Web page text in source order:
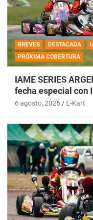
BREVES DESTACADA
PRÓXIMA COBERTURA
IAME SERIES
fecha especial con
6 agosto, 2026 E-Kart